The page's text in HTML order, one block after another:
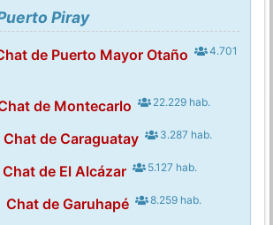
Piray
de Puerto Mayor Otaño
4.701
de Montecarlo 22.229 hab.
Chat de Caraguatay 3.287 hab.
Chat de El Alcázar 5.127 hab.
Chat de Garuhapé 8.259 hab.